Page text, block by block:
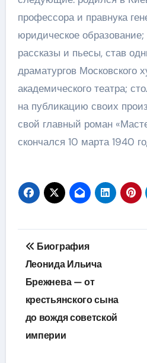
профессора и правнука
юридическое
рассказы и пьесы, став
драматургов Московского
академического театра;
на публикацию своих
свой главный роман
скончался 10 марта 1940
Навигация
по
записям
Биография
Леонида Ильича
Брежнева — от
крестьянского сына
до вождя советской
империи